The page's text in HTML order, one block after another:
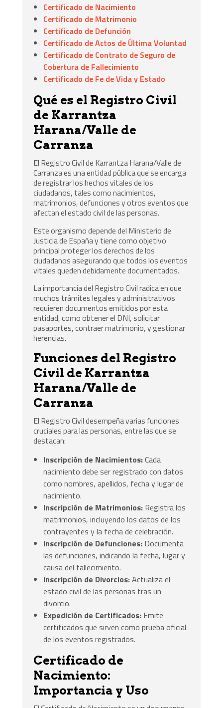
Certificado de Nacimiento
Certificado de Matrimonio
Certificado de Defunción
Certificado de Actos de Última Voluntad
Certificado de Contrato de Seguro de
Cobertura de Fallecimiento
Certificado de Fe de Vida y Estado
Qué es el Registro Civil
de Karrantza
Harana/Valle de
Carranza
El Registro Civil de Karrantza Harana/Valle de
Carranza es una entidad pública que se encarga
de registrar los hechos vitales de los
ciudadanos, tales como nacimientos,
matrimonios, defunciones y otros eventos que
afectan el estado civil de las personas.
Este organismo depende del Ministerio de
Justicia de España y tiene como objetivo
principal proteger los derechos de los
ciudadanos asegurando que todos los eventos
vitales queden debidamente documentados.
La importancia del Registro Civil radica en que
muchos trámites legales y administrativos
requieren documentos emitidos por esta
entidad, como obtener el DNI, solicitar
pasaportes, contraer matrimonio, y gestionar
herencias.
Funciones del Registro
Civil de Karrantza
Harana/Valle de
Carranza
El Registro Civil desempeña varias funciones
cruciales para las personas, entre las que se
destacan:
Inscripción de Nacimientos:Cada
nacimiento debe ser registrado con datos
como nombres, apellidos, fecha y lugar de
nacimiento.
Inscripción de Matrimonios: Registra los
matrimonios, incluyendo los datos de los
contrayentes y la fecha de celebración.
Inscripción de Defunciones: Documenta
las defunciones, indicando la fecha, lugar y
causa del fallecimiento.
Inscripción de Divorcios:Actualiza el
estado civil de las personas tras un
divorcio.
Expedición de Certificados: Emite
certificados que sirven como prueba oficial
de los eventos registrados.
Certificado de
Nacimiento:
Importancia y Uso